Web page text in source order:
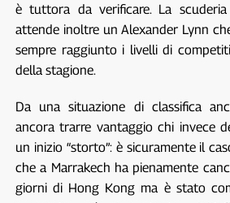
è tuttora da verificare. La
attende inoltre un Alexander Lynn
sempre raggiunto i livelli di
della stagione.
Da una situazione di classifica
ancora trarre vantaggio chi invece
un inizio “storto”: è sicuramente il
che a Marrakech ha pienamente
giorni di Hong Kong ma è stato